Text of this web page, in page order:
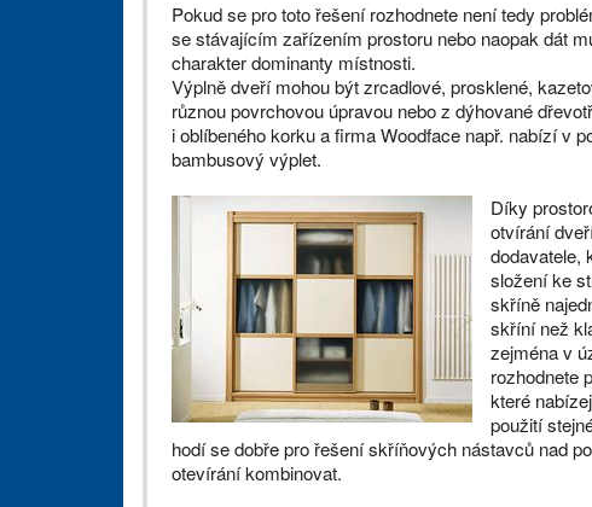
Pokud se pro toto řešení rozhodnete není tedy
se stávajícím zařízením prostoru nebo naopak dát
charakter dominanty místnosti.
Výplně dveří mohou být zrcadlové, prosklené,
různou povrchovou úpravou nebo z dýhované
i oblíbeného korku a firma Woodface např. nabízí v
bambusový výplet.
Díky
otvírání
dodavatele,
složení ke
skříně
skříní než
zejména v
rozhodnete
které
použití
hodí se dobře pro řešení skříňových nástavců nad
otevírání kombinovat.